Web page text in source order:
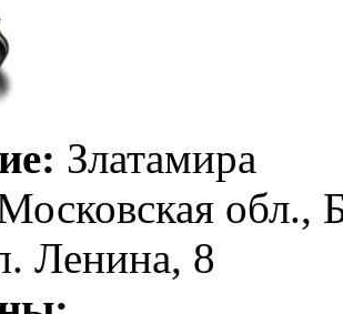
Златамира
обл.,
Ленина, 8